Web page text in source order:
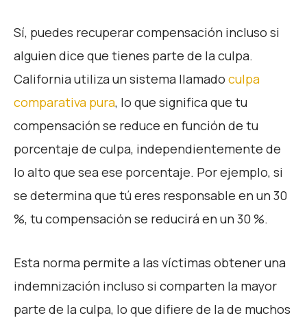
Sí, puedes recuperar compensación incluso si
alguien dice que tienes parte de la culpa.
California utiliza un sistema llamado culpa
comparativa pura, lo que significa que tu
compensación se reduce en función de tu
porcentaje de culpa, independientemente de
lo alto que sea ese porcentaje. Por ejemplo, si
se determina que tú eres responsable en un 30
%, tu compensación se reducirá en un 30 %.
Esta norma permite a las víctimas obtener una
indemnización incluso si comparten la mayor
parte de la culpa, lo que difiere de la de muchos